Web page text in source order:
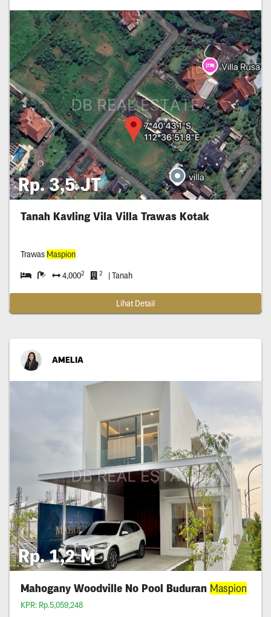
Rp. 3,5 JT
Tanah Kavling Vila Villa Trawas Kotak
Trawas Maspion
4,0002 2 | Tanah
Lihat Detail
AMELIA
Rp. 1,2 M
Mahogany Woodville No Pool Buduran Maspion
KPR: Rp.5,059,248